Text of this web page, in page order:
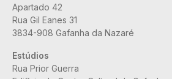
Apartado 42
Rua Gil Eanes 31
3834-908 Gafanha da Nazaré
Estúdios
Rua Prior Guerra